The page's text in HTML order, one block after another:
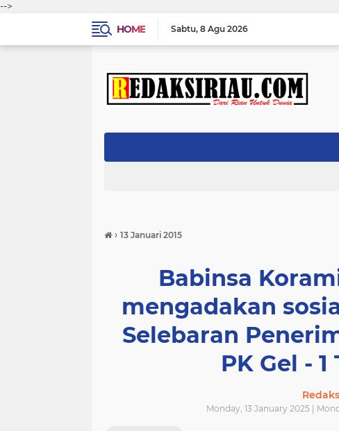
-->
HOME
Sabtu 8 Agu 2026
› 13 Januari 2015
Babinsa
mengadakan
Selebaran
PK Gel -
Monday, 13 January 2025 |